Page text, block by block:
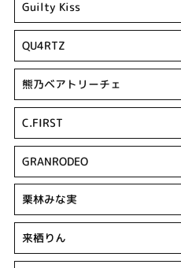
Guilty Kiss
QU4RTZ
熊乃ベアトリーチェ
C.FIRST
GRANRODEO
栗林みな実
来栖りん